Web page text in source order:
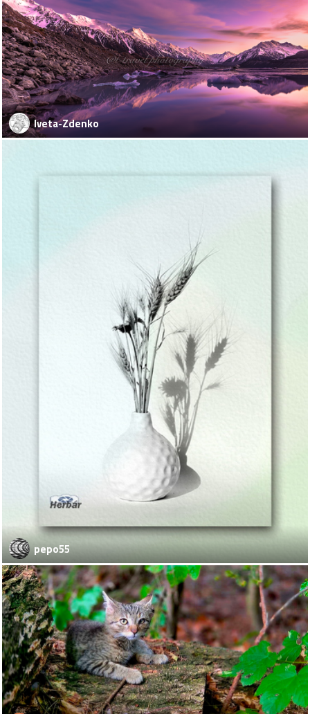
Iveta-Zdenko
pepo55